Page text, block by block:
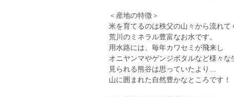
＜産地の特徴＞
米を育てるのは秩父の山々から流れて
荒川のミネラル豊富なお水です。
用水路には、毎年カワセミが飛来し
オニヤンマやゲンジボタルなど様々な
見られる熊谷は思っていたより…
山に囲まれた自然豊かなところです！